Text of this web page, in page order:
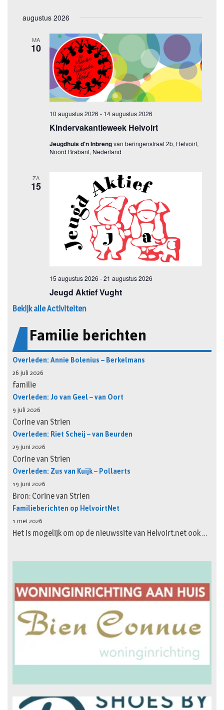
Bekijk alle Activiteiten
Familie berichten
Overleden: Annie Bolenius – Berkelmans
26 juli 2026
familie
Overleden: Jo van Geel – van Oort
9 juli 2026
Corine van Strien
Overleden: Riet Scheij – van Beurden
29 juni 2026
Corine van Strien
Overleden: Zus van Kuijk – Pollaerts
19 juni 2026
Bron: Corine van Strien
Familieberichten op HelvoirtNet
1 mei 2026
Het is mogelijk om op de nieuwssite van Helvoirt.net ook …